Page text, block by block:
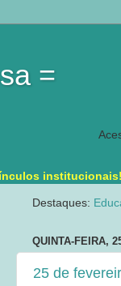
=
Destaques:
QUINTA-FEIRA,
25 de